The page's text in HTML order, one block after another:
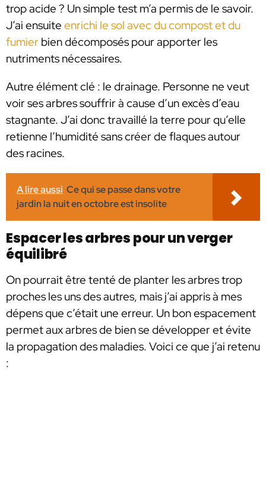
trop acide ? Un simple test m’a permis de le savoir.
J’ai ensuite enrichi le sol avec du compost et du
fumier bien décomposés pour apporter les
nutriments nécessaires.
Autre élément clé : le drainage. Personne ne veut
voir ses arbres souffrir à cause d’un excès d’eau
stagnante. J’ai donc travaillé la terre pour qu’elle
retienne l’humidité sans créer de flaques autour
des racines.
A lire aussi Ce qui se passe dans votre
jardin la nuit en octobre est insolite
Espacer les arbres pour un verger
équilibré
On pourrait être tenté de planter les arbres trop
proches les uns des autres, mais j’ai appris à mes
dépens que c’était une erreur. Un bon espacement
permet aux arbres de bien se développer et évite
la propagation des maladies. Voici ce que j’ai retenu
: